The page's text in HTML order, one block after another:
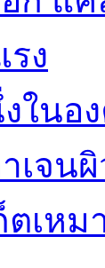
ง
ใน
าเจน
ตเห